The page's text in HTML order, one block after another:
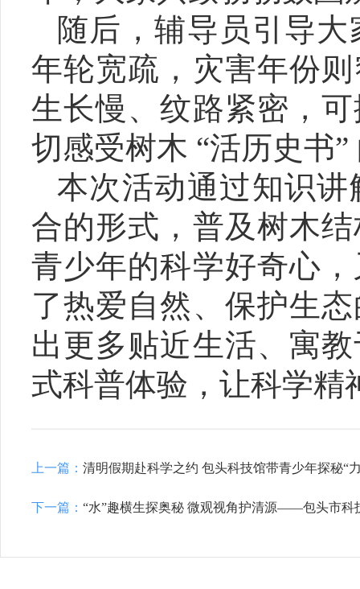
随后，辅导员引导
年轮宽疏，灾害年份
生长慢、纹路紧密，
切感受树木 “活历史书
本次活动通过知识
合的形式，普及树木
青少年的科学好奇心
了热爱自然、保护生
出更多贴近生活、寓
式科普体验，让科学精
上一篇： 清明假期赴科学之约 包头科技馆带青少年探秘“
下一篇： “水”趣横生探奥秘 微观视角护清源——包头市科